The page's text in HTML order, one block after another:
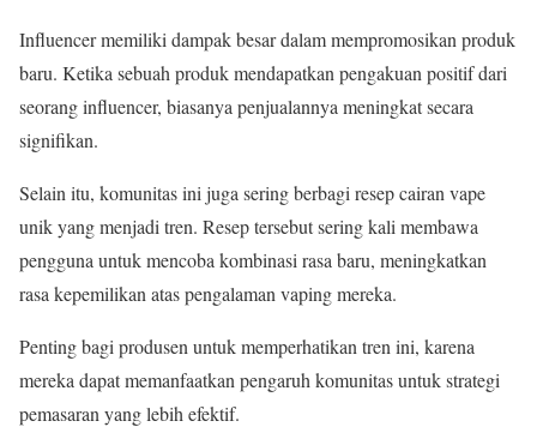
Influencer memiliki dampak besar dalam mempromosikan produk
baru. Ketika sebuah produk mendapatkan pengakuan positif dari
seorang influencer, biasanya penjualannya meningkat secara
signifikan.
Selain itu, komunitas ini juga sering berbagi resep cairan vape
unik yang menjadi tren. Resep tersebut sering kali membawa
pengguna untuk mencoba kombinasi rasa baru, meningkatkan
rasa kepemilikan atas pengalaman vaping mereka.
Penting bagi produsen untuk memperhatikan tren ini, karena
mereka dapat memanfaatkan pengaruh komunitas untuk strategi
pemasaran yang lebih efektif.